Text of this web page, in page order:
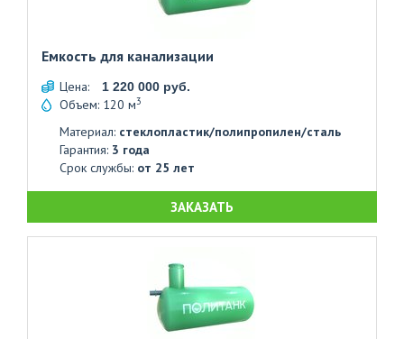
Емкость для канализации
Цена: 1 220 000 руб.
Объем: 120 м3
Материал: стеклопластик/полипропилен/сталь
Гарантия: 3 года
Срок службы: от 25 лет
ЗАКАЗАТЬ